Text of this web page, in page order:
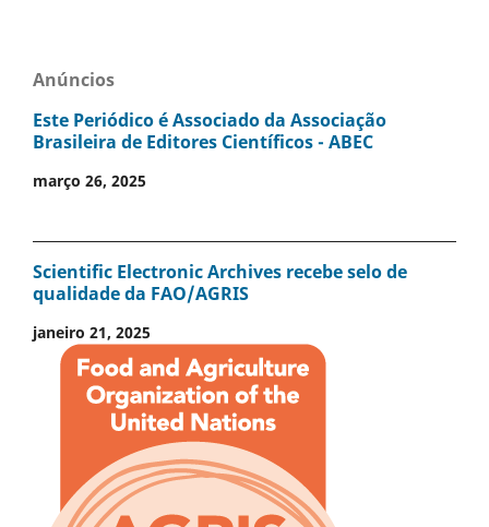
Anúncios
Este Periódico é Associado da Associação
Brasileira de Editores Científicos - ABEC
março 26, 2025
Scientific Electronic Archives recebe selo de
qualidade da FAO/AGRIS
janeiro 21, 2025